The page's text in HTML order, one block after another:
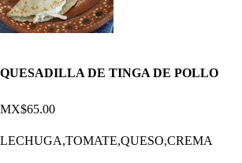
QUESADILLA DE TINGA DE POLLO
MX$65.00
LECHUGA,TOMATE,QUESO,CREMA